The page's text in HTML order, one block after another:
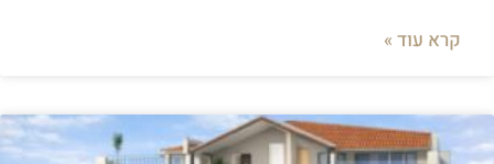
קרא עוד »